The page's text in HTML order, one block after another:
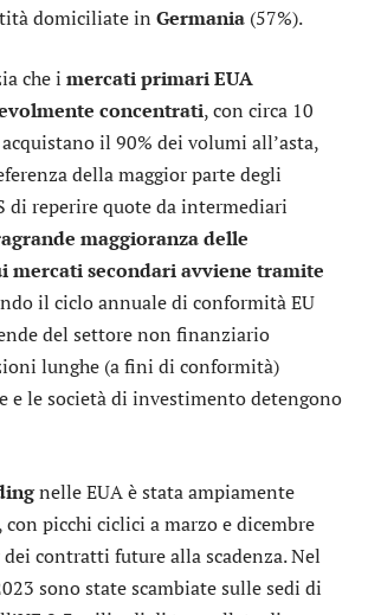
domiciliate in Germania (57%).
che i mercati primari EUA
concentrati, con circa 10
il 90% dei volumi all’asta,
della maggior parte degli
di reperire quote da intermediari
maggioranza delle
mercati secondari avviene tramite
il ciclo annuale di conformità EU
del settore non finanziario
lunghe (a fini di conformità)
e le società di investimento detengono
nelle EUA è stata ampiamente
picchi ciclici a marzo e dicembre
contratti future alla scadenza. Nel
sono state scambiate sulle sedi di